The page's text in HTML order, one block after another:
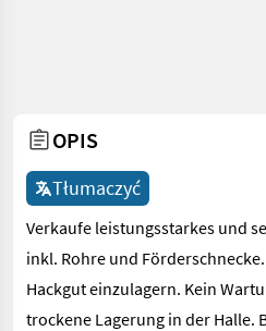
OPIS
Tłumaczyć
Verkaufe leistungsstarkes und
inkl. Rohre und
Hackgut einzulagern. Kein
trockene Lagerung in der Halle.